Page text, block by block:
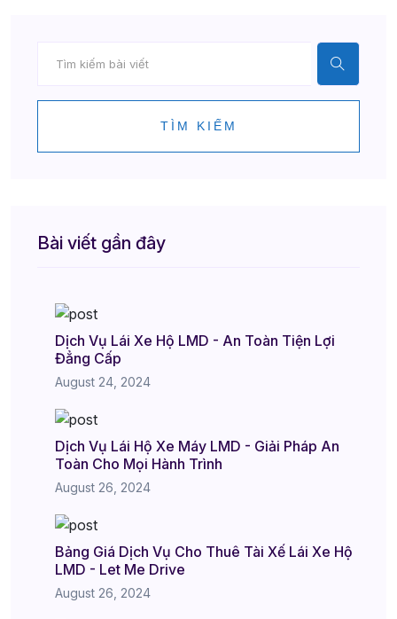
TÌM KIẾM
Bài viết gần đây
Dịch Vụ Lái Xe Hộ LMD - An Toàn Tiện Lợi
Đẳng Cấp
August 24, 2024
Dịch Vụ Lái Hộ Xe Máy LMD - Giải Pháp An
Toàn Cho Mọi Hành Trình
August 26, 2024
Bảng Giá Dịch Vụ Cho Thuê Tài Xế Lái Xe Hộ
LMD - Let Me Drive
August 26, 2024